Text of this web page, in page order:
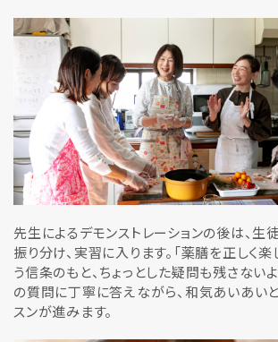
先生によるデモンストレーションの後は、生
振り分け、実習に入ります。「薬膳を正しく楽
う信条のもと、ちょっとした疑問も残さない
の質問に丁寧に答えながら、和気あいあい
スンが進みます。